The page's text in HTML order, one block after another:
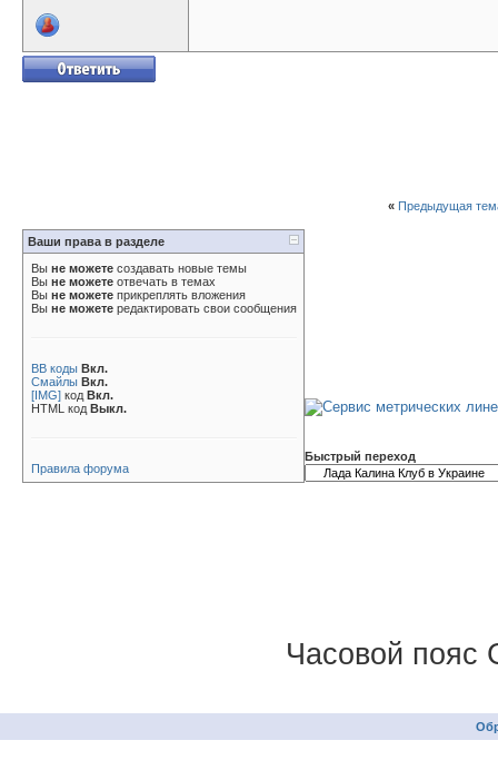
« Предыдущая
Ваши права в разделе
Вы не можете создавать новые темы
Вы не можете отвечать в темах
Вы не можете прикреплять вложения
Вы не можете редактировать свои сообщения
BB коды Вкл.
Смайлы Вкл.
[IMG] код Вкл.
HTML код Выкл.
Правила форума
Быстрый переход
Часовой пояс